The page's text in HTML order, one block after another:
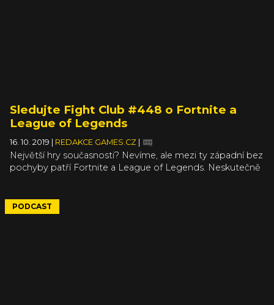
Sledujte Fight Club #448 o Fortnite a
League of Legends
16. 10. 2019 REDAKCE GAMES.CZ
Největší hry současnosti? Nevíme, ale mezi ty západní bez
pochyby patří Fortnite a League of Legends. Neskutečně
vypadalo všelijak.
PODCAST